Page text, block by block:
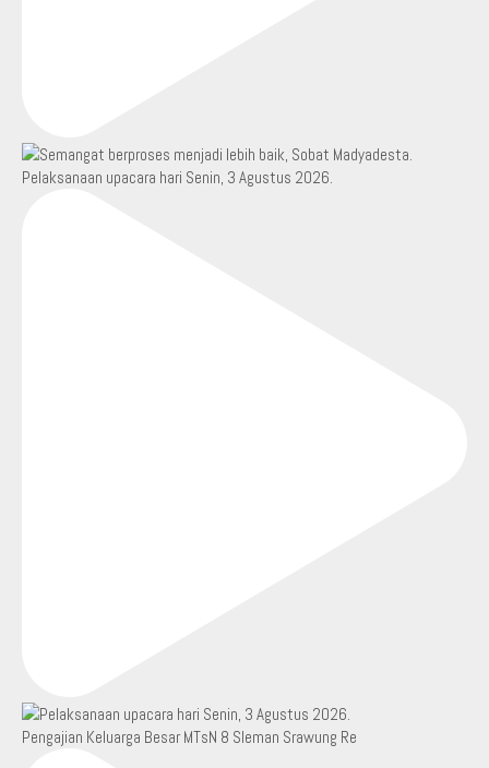
Pelaksanaan upacara hari Senin, 3 Agustus 2026.
Pengajian Keluarga Besar MTsN 8 Sleman Srawung Re